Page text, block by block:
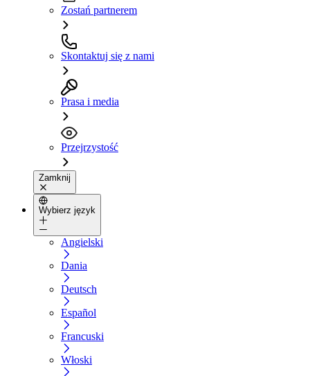
Zostań partnerem
Skontaktuj się z nami
Prasa i media
Przejrzystość
Zamknij
Wybierz język
Angielski
Dania
Deutsch
Español
Francuski
Włoski